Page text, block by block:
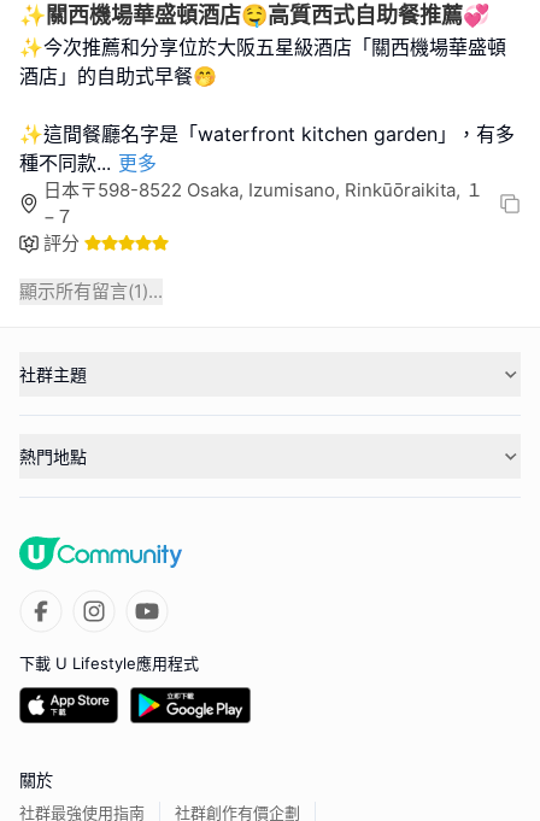
✨️關西機場華盛頓酒店🤤高質西式自助餐推薦💞
✨今次推薦和分享位於大阪五星級酒店「關西機場華盛頓
酒店」的自助式早餐🤭
✨️這間餐廳名字是「waterfront kitchen garden」，有多
種不同款... 更多
日本〒598-8522 Osaka, Izumisano, Rinkūōraikita, １
−７
評分
顯示所有留言(1)...
社群主題
熱門地點
下載 U Lifestyle應用程式
關於
社群最強使用指南 社群創作有價企劃